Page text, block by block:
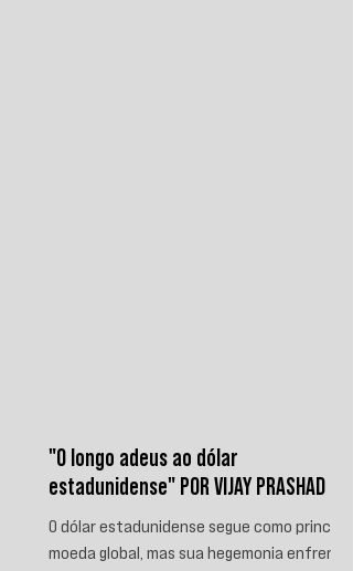
"O longo adeus ao dólar
estadunidense" POR VIJAY PRASHAD
O dólar estadunidense segue como principal
moeda global, mas sua hegemonia enfrenta